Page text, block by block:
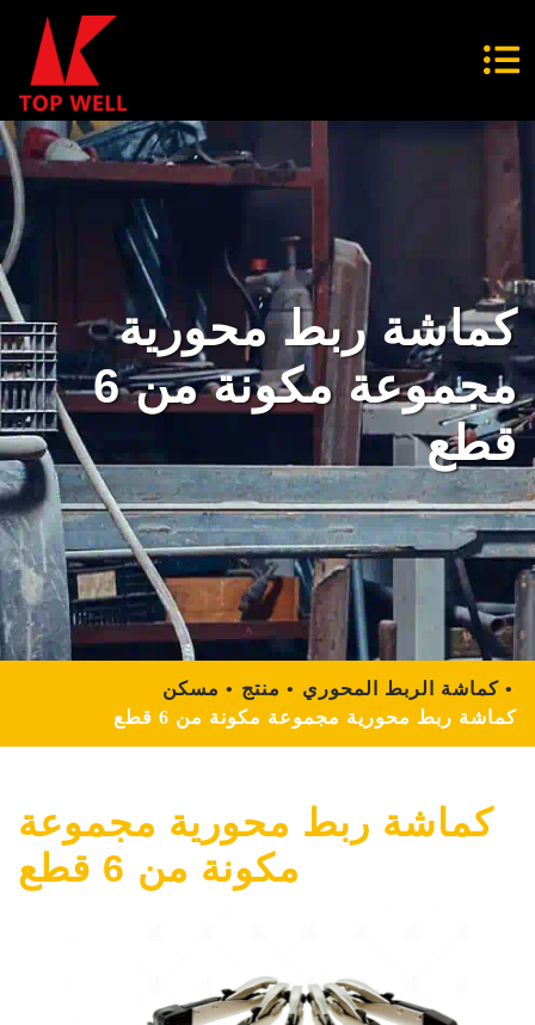
كماشة ربط محورية
مجموعة مكونة من 6
قطع
مسكن منتج
كماشة الربط المحوري
كماشة ربط محورية مجموعة مكونة من 6 قطع
كماشة ربط محورية مجموعة
مكونة من 6 قطع